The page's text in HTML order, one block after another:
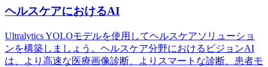
ヘルスケアにおけるAI
Ultralytics YOLOモデルを使用してヘルスケアソリューショ
ンを構築しましょう。ヘルスケア分野におけるビジョンAI
は、より高速な医療画像診断、よりスマートな診断、患者モ